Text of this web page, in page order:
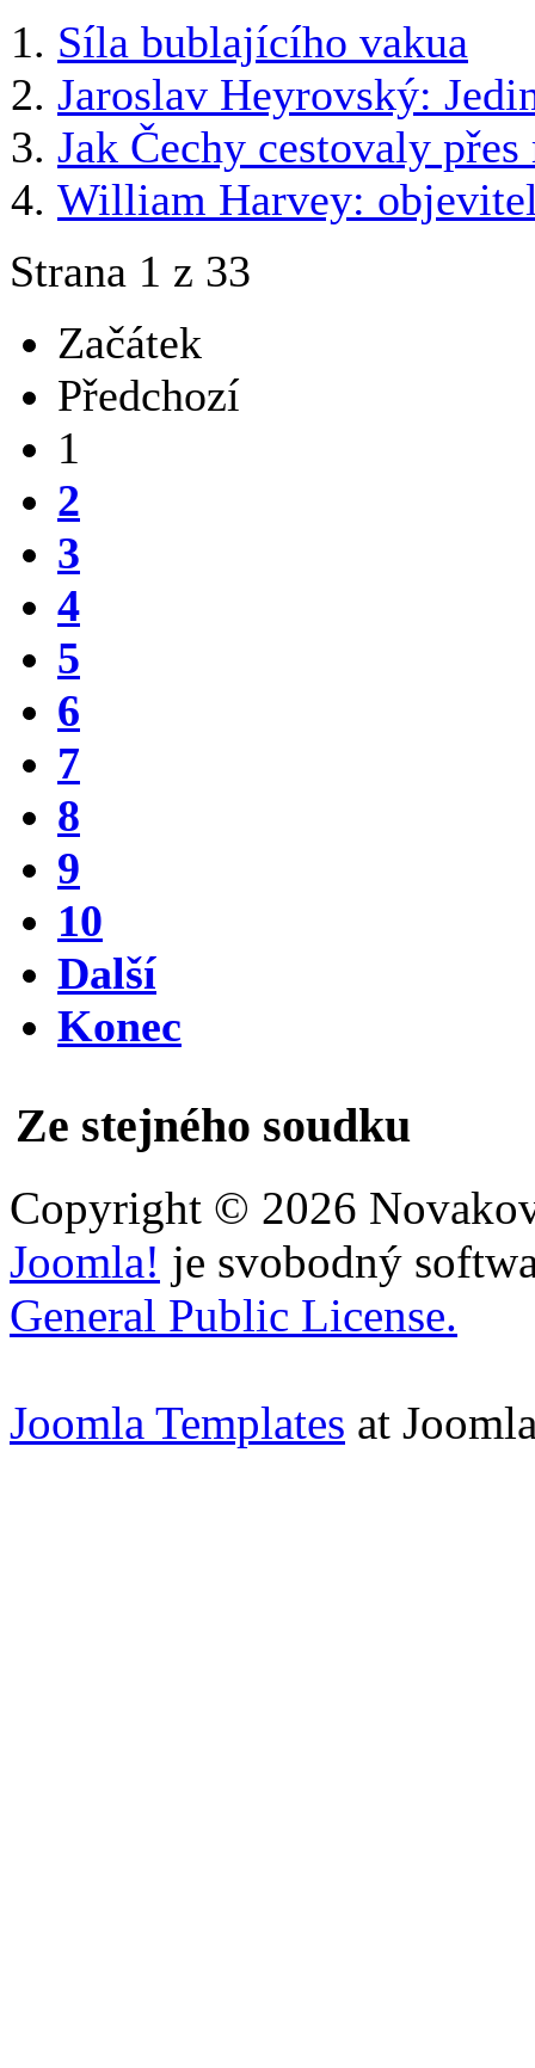
Síla bublajícího vakua
Jaroslav Heyrovský:
Jak Čechy cestovaly
William Harvey:
Strana 1 z 33
Začátek
Předchozí
1
2
3
4
5
6
7
8
9
10
Další
Konec
Ze stejného soudku
Copyright © 2026
Joomla! je svobodný
General Public License.
Joomla Templates at